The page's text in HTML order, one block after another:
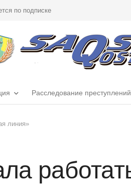
по подписке
Расследование преступлений
линия»